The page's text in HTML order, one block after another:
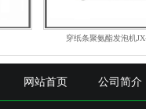
穿纸条聚氨酯发泡机
网站首页 公司简介